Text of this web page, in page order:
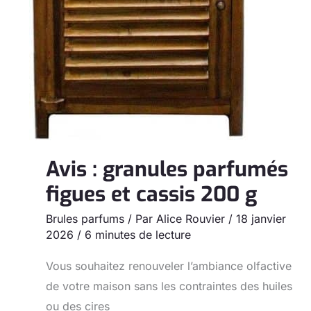
Avis : granules parfumés
figues et cassis 200 g
Brules parfums / Par Alice Rouvier / 18 janvier
2026 / 6 minutes de lecture
Vous souhaitez renouveler l’ambiance olfactive
de votre maison sans les contraintes des huiles
ou des cires